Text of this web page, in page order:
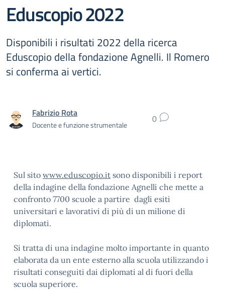
Eduscopio 2022
Disponibili i risultati 2022 della ricerca
Eduscopio della fondazione Agnelli. Il Romero
si conferma ai vertici.
Fabrizio Rota
Docente e funzione strumentale 0
Sul sito www.eduscopio.it sono disponibili i report
della indagine della fondazione Agnelli che mette a
confronto 7700 scuole a partire dagli esiti
universitari e lavorativi di più di un milione di
diplomati.
Si tratta di una indagine molto importante in quanto
elaborata da un ente esterno alla scuola utilizzando i
risultati conseguiti dai diplomati al di fuori della
scuola superiore.